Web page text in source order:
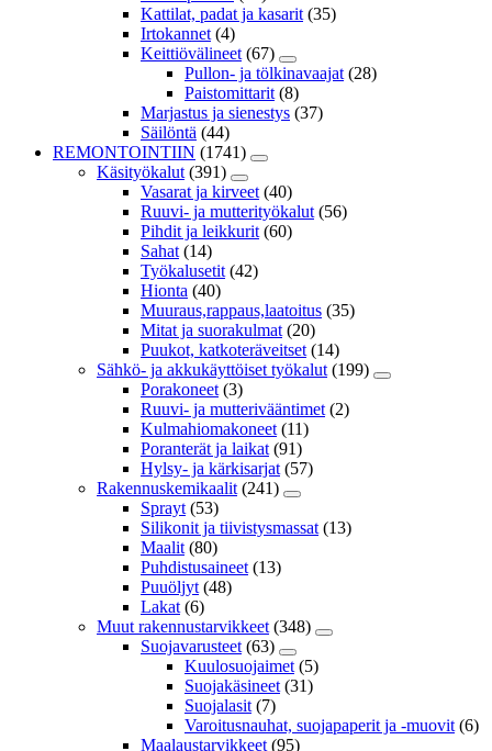
Kattilat, padat ja kasarit (35)
Irtokannet (4)
Keittiövälineet (67)
Pullon- ja tölkinavaajat (28)
Paistomittarit (8)
Marjastus ja sienestys (37)
Säilöntä (44)
REMONTOINTIIN (1741)
Käsityökalut (391)
Vasarat ja kirveet (40)
Ruuvi- ja mutterityökalut (56)
Pihdit ja leikkurit (60)
Sahat (14)
Työkalusetit (42)
Hionta (40)
Muuraus,rappaus,laatoitus (35)
Mitat ja suorakulmat (20)
Puukot, katkoteräveitset (14)
Sähkö- ja akkukäyttöiset työkalut (199)
Porakoneet (3)
Ruuvi- ja mutterivääntimet (2)
Kulmahiomakoneet (11)
Poranterät ja laikat (91)
Hylsy- ja kärkisarjat (57)
Rakennuskemikaalit (241)
Sprayt (53)
Silikonit ja tiivistysmassat (13)
Maalit (80)
Puhdistusaineet (13)
Puuöljyt (48)
Lakat (6)
Muut rakennustarvikkeet (348)
Suojavarusteet (63)
Kuulosuojaimet (5)
Suojakäsineet (31)
Suojalasit (7)
Varoitusnauhat, suojapaperit ja -muovit (6)
Maalaustarvikkeet (95)